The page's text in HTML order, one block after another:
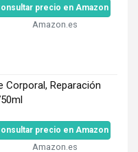
precio en Amazon
Amazon.es
Corporal, Reparación
precio en Amazon
Amazon.es